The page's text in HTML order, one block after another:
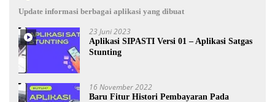
Update informasi berbagai aplikasi yang dibuat
23 Juni 2023
Aplikasi SIPASTI Versi 01 – Aplikasi Satgas
Stunting
16 November 2022
Baru Fitur Histori Pembayaran Pada